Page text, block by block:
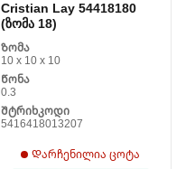
Cristian Lay 54418180
(ზომა 18)
Ზომა
10 x 10 x 10
Წონა
0.3
Შტრიხკოდი
5416418013207
Დარჩენილია ცოტა